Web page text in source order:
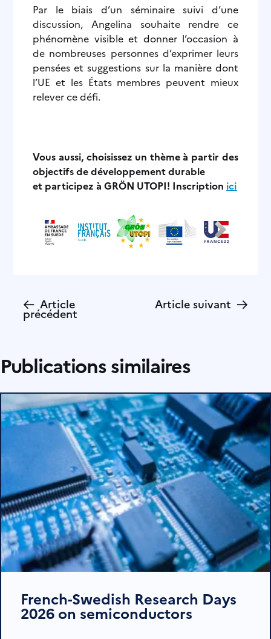
Par le biais d’un séminaire suivi d’une
discussion, Angelina souhaite rendre ce
phénomène visible et donner l’occasion à
de nombreuses personnes d’exprimer leurs
pensées et suggestions sur la manière dont
l’UE et les États membres peuvent mieux
relever ce défi.
Vous aussi, choisissez un thème à partir des
objectifs de développement durable
et participez à GRÖN UTOPI! Inscription ici
← Article
précédent
Article suivant →
Publications similaires
French-Swedish Research Days
2026 on semiconductors